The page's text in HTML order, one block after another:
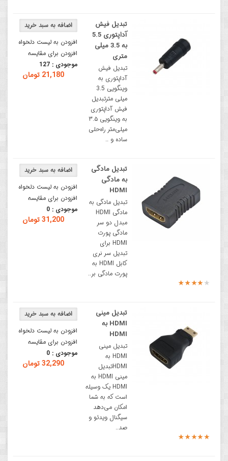
افزودن به لیست دلخواه
افزودن برای مقایسه
موجودی : 127
21,180 تومان
تبدیل فیش
آداپتوری 5.5
به 3.5 میلی
متری
تبدیل فیش
آداپتوری به
وینگویی 3.5
میلی مترتبدیل
فیش آداپتوری
به وینگویی ۳.۵
میلی‌متر راه‌حلی
ساده و ..
افزودن به لیست دلخواه
افزودن برای مقایسه
موجودی : 0
31,200 تومان
تبدیل مادگی
به مادگی
HDMI
تبدیل مادگی به
مادگی HDMI
مبدل دو سر
مادگی پورت
HDMI برای
تبدیل سر نری
کابل HDMI به
پورت مادگی بر..
افزودن به لیست دلخواه
افزودن برای مقایسه
موجودی : 0
32,290 تومان
تبدیل مینی
HDMI به
HDMI
تبدیل مینی
HDMI به
HDMIتبدیل
مینی HDMI به
HDMI یک وسیله
است که به شما
امکان می‌دهد
سیگنال ویدئو و
صد..